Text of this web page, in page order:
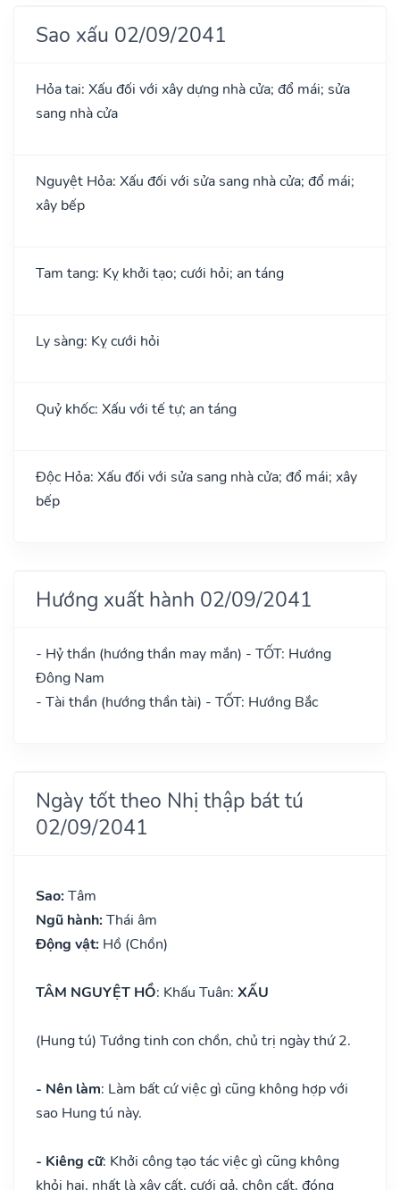
Sao xấu 02/09/2041
Hỏa tai: Xấu đối với xây dựng nhà cửa; đổ mái; sửa
sang nhà cửa
Nguyệt Hỏa: Xấu đối với sửa sang nhà cửa; đổ mái;
xây bếp
Tam tang: Kỵ khởi tạo; cưới hỏi; an táng
Ly sàng: Kỵ cưới hỏi
Quỷ khốc: Xấu với tế tự; an táng
Độc Hỏa: Xấu đối với sửa sang nhà cửa; đổ mái; xây
bếp
Hướng xuất hành 02/09/2041
- Hỷ thần (hướng thần may mắn) - TỐT: Hướng
Đông Nam
- Tài thần (hướng thần tài) - TỐT: Hướng Bắc
Ngày tốt theo Nhị thập bát tú
02/09/2041
Sao: Tâm
Ngũ hành: Thái âm
Động vật: Hồ (Chồn)
TÂM NGUYỆT HỒ: Khấu Tuân: XẤU
(Hung tú) Tướng tinh con chồn, chủ trị ngày thứ 2.
- Nên làm: Làm bất cứ việc gì cũng không hợp với
sao Hung tú này.
- Kiêng cữ: Khởi công tạo tác việc gì cũng không
khỏi hại, nhất là xây cất, cưới gả, chôn cất, đóng